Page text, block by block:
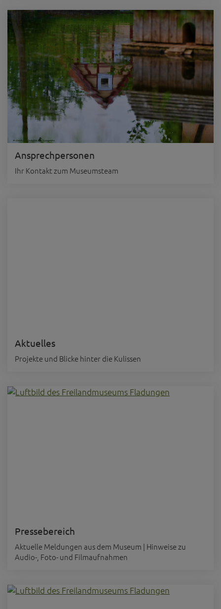
Ansprechpersonen
Ihr Kontakt zum Museumsteam
Aktuelles
Projekte und Blicke hinter die Kulissen
Pressebereich
Aktuelle Meldungen aus dem Museum | Hinweise zu
Audio-, Foto- und Filmaufnahmen